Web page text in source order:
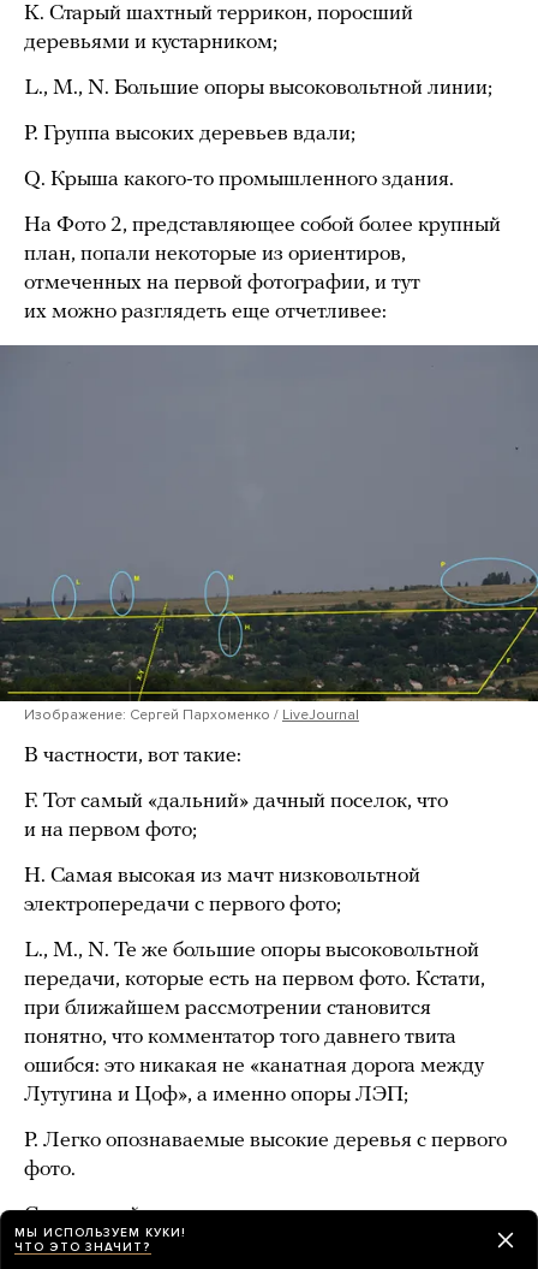
K. Старый шахтный террикон, поросший
деревьями и кустарником;
L., M., N. Большие опоры высоковольтной линии;
P. Группа высоких деревьев вдали;
Q. Крыша какого-то промышленного здания.
На Фото 2, представляющее собой более крупный
план, попали некоторые из ориентиров,
отмеченных на первой фотографии, и тут
их можно разглядеть еще отчетливее:
Изображение: Сергей Пархоменко / LiveJournal
В частности, вот такие:
F. Тот самый «дальний» дачный поселок, что
и на первом фото;
H. Самая высокая из мачт низковольтной
электропередачи с первого фото;
L., M., N. Те же большие опоры высоковольтной
передачи, которые есть на первом фото. Кстати,
при ближайшем рассмотрении становится
понятно, что комментатор того давнего твита
ошибся: это никакая не «канатная дорога между
Лутугина и Цоф», а именно опоры ЛЭП;
P. Легко опознаваемые высокие деревья с первого
фото.
Следующий шаг анализа — попытка опознать эти
характерные детали на «виде сверху», то есть
МЫ ИСПОЛЬЗУЕМ КУКИ!
ЧТО ЭТО ЗНАЧИТ?